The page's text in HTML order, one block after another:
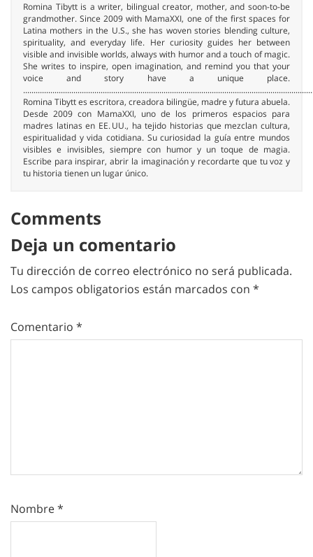
Romina Tibytt is a writer, bilingual creator, mother, and soon-to-be
grandmother. Since 2009 with MamaXXI, one of the first spaces for
Latina mothers in the U.S., she has woven stories blending culture,
spirituality, and everyday life. Her curiosity guides her between
visible and invisible worlds, always with humor and a touch of magic.
She writes to inspire, open imagination, and remind you that your
voice and story have a unique place.
Romina Tibytt es escritora, creadora bilingüe, madre y futura abuela.
Desde 2009 con MamaXXI, uno de los primeros espacios para
madres latinas en EE. UU., ha tejido historias que mezclan cultura,
espiritualidad y vida cotidiana. Su curiosidad la guía entre mundos
visibles e invisibles, siempre con humor y un toque de magia.
Escribe para inspirar, abrir la imaginación y recordarte que tu voz y
tu historia tienen un lugar único.
Comments
Deja un comentario
Tu dirección de correo electrónico no será publicada.
Los campos obligatorios están marcados con *
Comentario *
Nombre*